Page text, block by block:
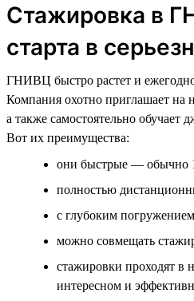
Стажировка в
старта в
ГНИВЦ быстро растет и
Компания охотно приглашает на
а также самостоятельно обучает
Вот их преимущества:
они быстрые — обычно
полностью
с глубоким
можно совмещать
стажировки проходят в
интересном и